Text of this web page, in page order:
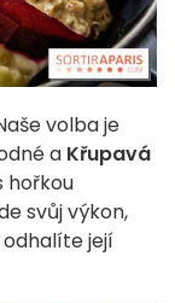
volba je
a Křupavá
hořkou
svůj výkon,
odhalíte její